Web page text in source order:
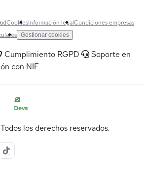
CookiesInformación legalCondiciones empresas
Gestionar cookies
Cumplimiento RGPD
Soporte en
con NIF
los derechos reservados.